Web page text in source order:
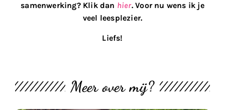
samenwerking? Klik dan hier. Voor nu wens ik je
veel leesplezier.
Liefs!
Meer over mij?